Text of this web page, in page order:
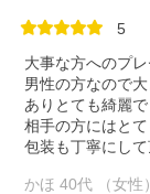
5
大事な方へのプ
男性の方なので
ありとても綺麗で
相手の方にはとて
包装も丁寧にし
かほ 40代 （女性）